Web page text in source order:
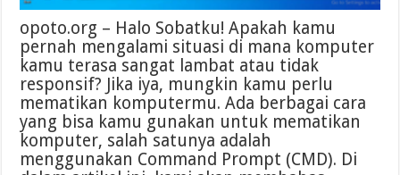
opoto.org – Halo Sobatku! Apakah kamu
pernah mengalami situasi di mana komputer
kamu terasa sangat lambat atau tidak
responsif? Jika iya, mungkin kamu perlu
mematikan komputermu. Ada berbagai cara
yang bisa kamu gunakan untuk mematikan
komputer, salah satunya adalah
menggunakan Command Prompt (CMD). Di